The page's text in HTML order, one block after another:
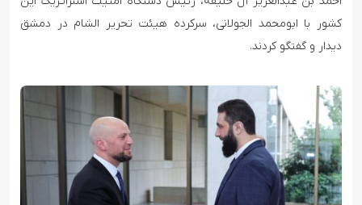
کشور با ابومحمد الجولانی، سرکرده هیئت تحریر الشام در دمشق
دیدار و گفتگو کردند.